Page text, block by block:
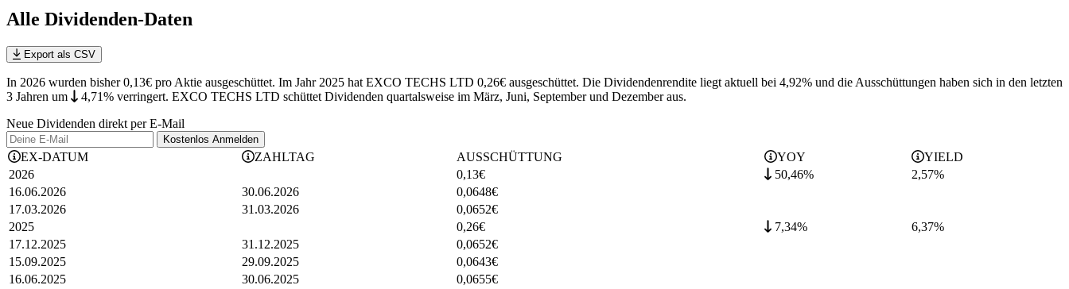
Alle Dividenden-Daten
Export als CSV
In 2026 wurden bisher 0,13€ pro Aktie ausgeschüttet. Im Jahr 2025 hat EXCO TECHS LTD 0,26€ ausgeschüttet. Die Dividendenrendite liegt aktuell bei 4,92% und die Ausschüttungen haben sich in den letzten
3 Jahren um 4,71% verringert. EXCO TECHS LTD schüttet Dividenden quartalsweise im März, Juni, September und Dezember aus.
Neue Dividenden direkt per E-Mail
Kostenlos Anmelden
EX-DATUM ZAHLTAG AUSSCHÜTTUNG YOY
YIELD
2026
0,13€ 50,46% 2,57%
16.06.2026
30.06.2026 0,0648€
17.03.2026
31.03.2026 0,0652€
2025
0,26€ 7,34% 6,37%
17.12.2025
31.12.2025 0,0652€
15.09.2025
29.09.2025 0,0643€
16.06.2025
30.06.2025 0,0655€